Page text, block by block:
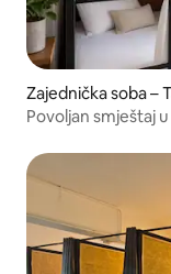
Zajednička soba –
Povoljan smještaj